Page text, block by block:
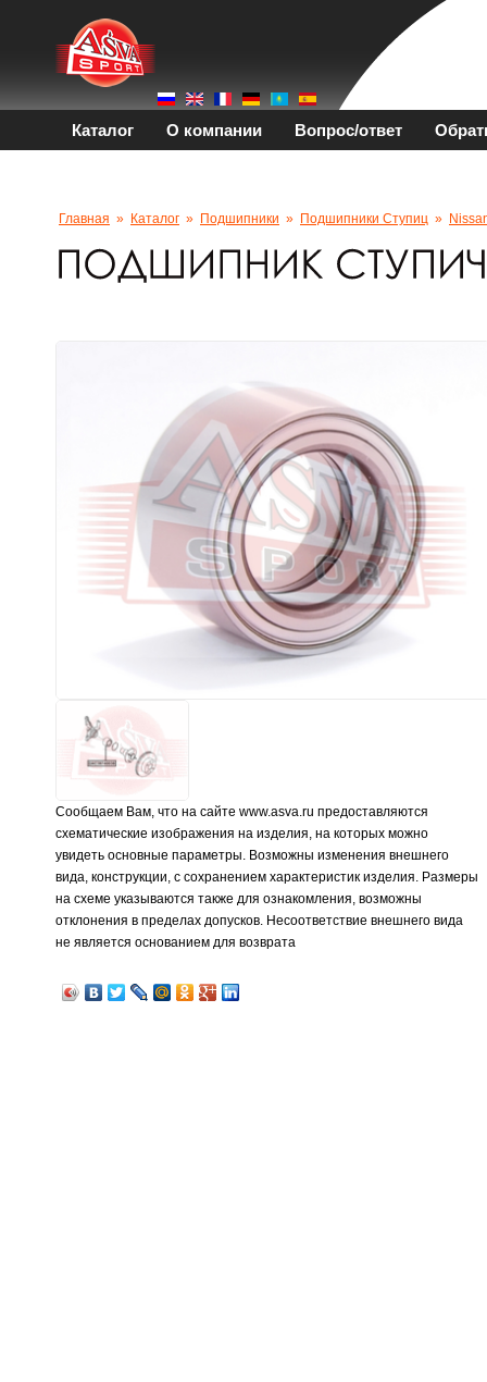
Каталог О компании Вопрос/ответ
Главная » Каталог » Подшипники » Подшипники Ступиц »
Сообщаем Вам, что на сайте www.asva.ru предоставляются
схематические изображения на изделия, на которых можно
увидеть основные параметры. Возможны изменения внешнего
вида, конструкции, с сохранением характеристик изделия. Размеры
на схеме указываются также для ознакомления, возможны
отклонения в пределах допусков. Несоответствие внешнего вида
не является основанием для возврата